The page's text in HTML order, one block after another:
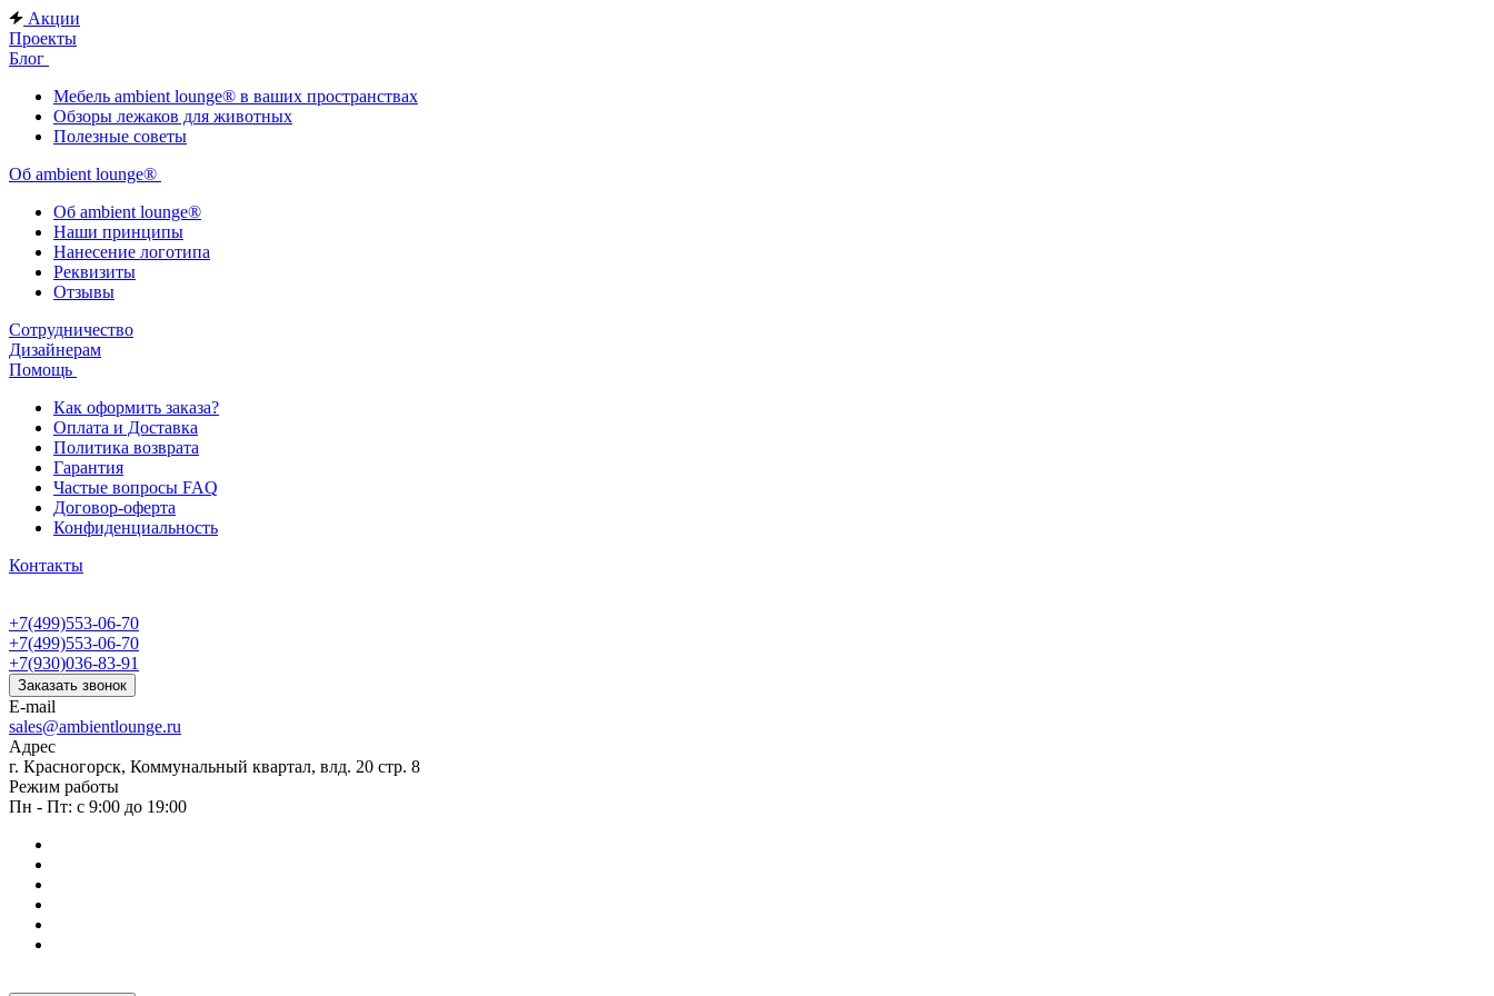
Акции
Проекты
Блог
Мебель ambient lounge® в ваших пространствах
Обзоры лежаков для животных
Полезные советы
Об ambient lounge®
Oб ambient lounge®
Наши принципы
Нанесение логотипа
Реквизиты
Отзывы
Сотрудничество
Дизайнерам
Помощь
Как оформить заказа?
Оплата и Доставка
Политика возврата
Гарантия
Частые вопросы FAQ
Договор-оферта
Конфиденциальность
Контакты
+7(499)553-06-70
+7(499)553-06-70
+7(930)036-83-91
Заказать звонок
E-mail
sales@ambientlounge.ru
Адрес
г. Красногорск, Коммунальный квартал, влд. 20 стр. 8
Режим работы
Пн - Пт: с 9:00 до 19:00